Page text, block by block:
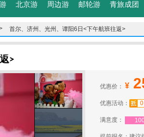
北京游 周边游 邮轮游 青旅成团
首尔、济州、光州、谭阳6日<下午航班往返>
>
优惠价： ¥
优惠活动：
满意度：